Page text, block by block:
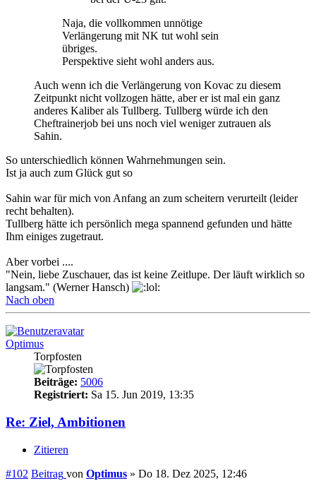
Naja, die vollkommen unnötige
Verlängerung mit NK tut wohl sein
übriges.
Perspektive sieht wohl anders aus.
Auch wenn ich die Verlängerung von Kovac zu diesem
Zeitpunkt nicht vollzogen hätte, aber er ist mal ein ganz
anderes Kaliber als Tullberg. Tullberg würde ich den
Cheftrainerjob bei uns noch viel weniger zutrauen als
Sahin.
So unterschiedlich können Wahrnehmungen sein.
Ist ja auch zum Glück gut so
Sahin war für mich von Anfang an zum scheitern verurteilt (leider
recht behalten).
Tullberg hätte ich persönlich mega spannend gefunden und hätte
Ihm einiges zugetraut.
Aber vorbei ....
"Nein, liebe Zuschauer, das ist keine Zeitlupe. Der läuft wirklich so
langsam." (Werner Hansch)
Nach oben
Optimus
Torpfosten
Beiträge: 5006
Registriert: Sa 15. Jun 2019, 13:35
Re: Ziel, Ambitionen
Zitieren
#102 Beitrag von Optimus » Do 18. Dez 2025, 12:46